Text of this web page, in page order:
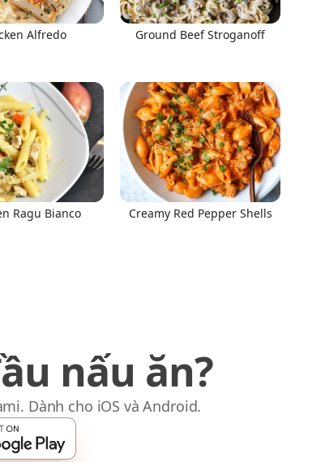
Alfredo Ground Beef Stroganoff
Ragu Bianco Creamy Red Pepper Shells
nấu ăn?
Dành cho iOS và Android.